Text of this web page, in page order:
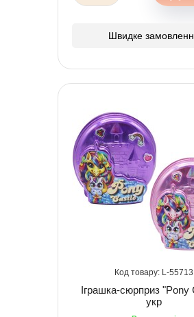
Швидке
55713
Іграшка-сюрприз "Pony
укр